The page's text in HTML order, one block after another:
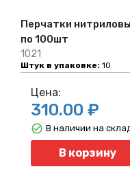
Перчатки
по 100шт
1021
Штук в упаковке: 10
Цена:
310.00 ₽
В корзину
В наличии на